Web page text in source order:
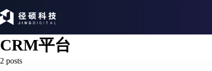
CRM平台
2 posts